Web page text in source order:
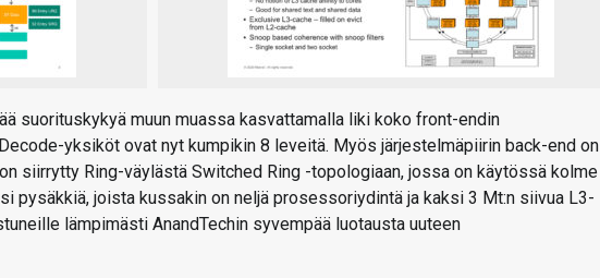
suorituskykyä muun muassa kasvattamalla liki koko front-endin
yksiköt ovat nyt kumpikin 8 leveitä. Myös järjestelmäpiirin back-end on
siirrytty Ring-väylästä Switched Ring -topologiaan, jossa on käytössä kolme
pysäkkiä, joista kussakin on neljä prosessoriydintä ja kaksi 3 Mt:n siivua L3-
lämpimästi AnandTechin syvempää luotausta uuteen